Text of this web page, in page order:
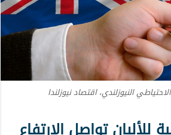
النيوزلندي، اقتصاد نيوزلندا